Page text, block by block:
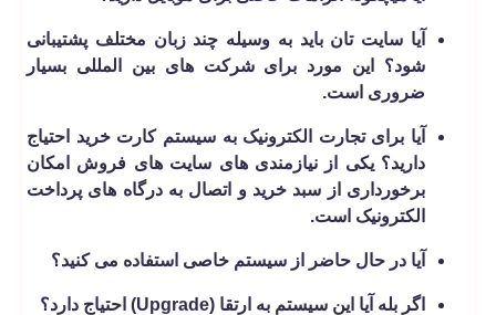
آیا سایت تان باید به وسیله چند زبان مختلف پشتیبانی
شود؟ این مورد برای شرکت های بین المللی بسیار
ضروری است.
آیا برای تجارت الکترونیک به سیستم کارت خرید احتیاج
دارید؟ یکی از نیازمندی های سایت های فروش امکان
برخورداری از سبد خرید و اتصال به درگاه های پرداخت
الکترونیک است.
آیا در حال حاضر از سیستم خاصی استفاده می­ کنید؟
اگر بله آیا این سیستم به ارتقا (Upgrade) احتیاج دارد؟